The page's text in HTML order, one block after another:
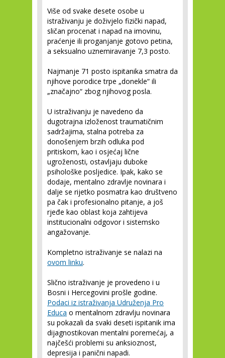
Više od svake desete osobe u
istraživanju je doživjelo fizički napad,
sličan procenat i napad na imovinu,
praćenje ili proganjanje gotovo petina,
a seksualno uznemiravanje 7,3 posto.
Najmanje 71 posto ispitanika smatra da
njihove porodice trpe „donekle“ ili
„značajno“ zbog njihovog posla.
U istraživanju je navedeno da
dugotrajna izloženost traumatičnim
sadržajima, stalna potreba za
donošenjem brzih odluka pod
pritiskom, kao i osjećaj lične
ugroženosti, ostavljaju duboke
psihološke posljedice. Ipak, kako se
dodaje, mentalno zdravlje novinara i
dalje se rijetko posmatra kao društveno
pa čak i profesionalno pitanje, a još
rjeđe kao oblast koja zahtijeva
institucionalni odgovor i sistemsko
angažovanje.
Kompletno istraživanje se nalazi na
ovom linku.
Slično istraživanje je provedeno i u
Bosni i Hercegovini prošle godine.
Podaci iz istraživanja Udruženja Pro
Educa o mentalnom zdravlju novinara
su pokazali da svaki deseti ispitanik ima
dijagnostikovan mentalni poremećaj, a
najčešći problemi su anksioznost,
depresija i panični napadi.